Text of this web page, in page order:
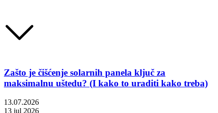
Zašto je čišćenje solarnih panela ključ za
maksimalnu uštedu? (I kako to uraditi kako treba)
13.07.2026
13 jul 2026